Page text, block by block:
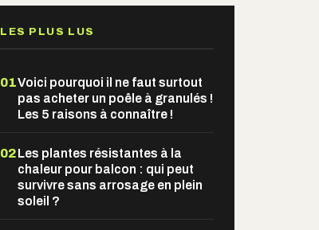
LES PLUS LUS
01Voici pourquoi il ne faut surtout
pas acheter un poêle à granulés !
Les 5 raisons à connaître !
02Les plantes résistantes à la
chaleur pour balcon : qui peut
survivre sans arrosage en plein
soleil ?